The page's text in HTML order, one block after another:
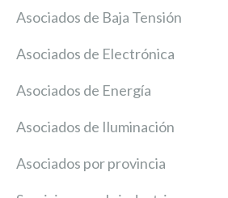
Asociados de Baja Tensión
Asociados de Electrónica
Asociados de Energía
Asociados de Iluminación
Asociados por provincia